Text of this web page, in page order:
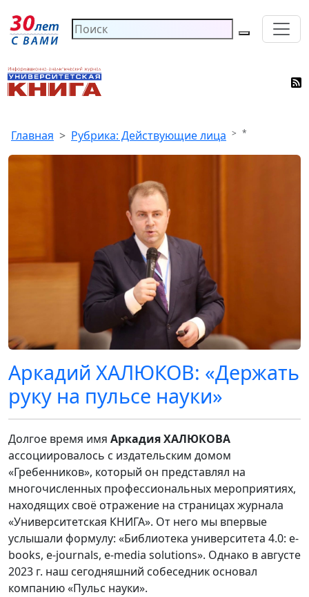
Главная Рубрика: Действующие лица *
Аркадий ХАЛЮКОВ: «Держать
руку на пульсе науки»
Долгое время имя Аркадия ХАЛЮКОВА
ассоциировалось с издательским домом
«Гребенников», который он представлял на
многочисленных профессиональных мероприятиях,
находящих своё отражение на страницах журнала
«Университетская КНИГА». От него мы впервые
услышали формулу: «Библиотека университета 4.0: e-
books, e-journals, e-media solutions». Однако в августе
2023 г. наш сегодняшний собеседник основал
компанию «Пульс науки».